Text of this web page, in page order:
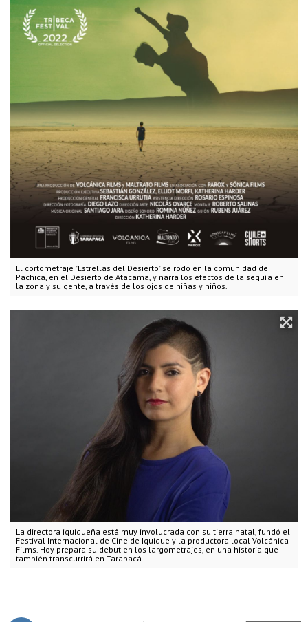
El cortometraje "Estrellas del Desierto" se rodó en la comunidad de
Pachica, en el Desierto de Atacama, y narra los efectos de la sequía en
la zona y su gente, a través de los ojos de niñas y niños.
La directora iquiqueña está muy involucrada con su tierra natal, fundó el
Festival Internacional de Cine de Iquique y la productora local Volcánica
Films. Hoy prepara su debut en los largometrajes, en una historia que
también transcurrirá en Tarapacá.